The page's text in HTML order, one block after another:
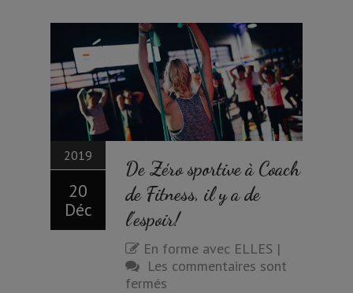
2019
20
Déc
De Zéro sportive à Coach
de Fitness, il y a de
l’espoir!
En forme avec ELLES |
Les commentaires sont
fermés